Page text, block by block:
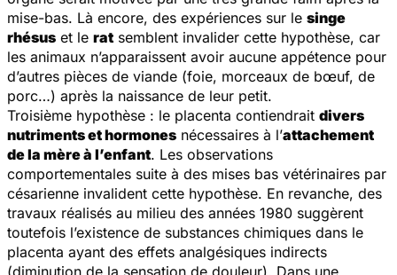
mise-bas. Là encore, des expériences sur le singe
rhésus et le rat semblent invalider cette hypothèse, car
les animaux n’apparaissent avoir aucune appétence pour
d’autres pièces de viande (foie, morceaux de bœuf, de
porc…) après la naissance de leur petit.
Troisième hypothèse : le placenta contiendrait divers
nutriments et hormones nécessaires à l’attachement
de la mère à l’enfant. Les observations
comportementales suite à des mises bas vétérinaires par
césarienne invalident cette hypothèse. En revanche, des
travaux réalisés au milieu des années 1980 suggèrent
toutefois l’existence de substances chimiques dans le
placenta ayant des effets analgésiques indirects
(diminution de la sensation de douleur). Dans une